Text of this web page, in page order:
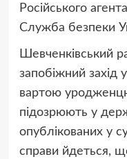
Російського
Служба безпеки
Шевченківський
запобіжний захід
вартою
підозрюють у
опублікованих у
справи йдеться,